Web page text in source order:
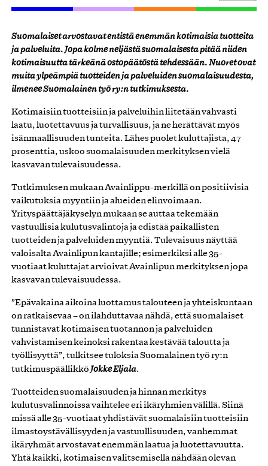
Suomalaiset arvostavat entistä enemmän kotimaisia tuotteita
ja palveluita. Jopa kolme neljästä suomalaisesta pitää niiden
kotimaisuutta tärkeänä ostopäätöstä tehdessään. Nuoret ovat
muita ylpeämpiä tuotteiden ja palveluiden suomalaisuudesta,
ilmenee Suomalainen työ ry:n tutkimuksesta.
Kotimaisiin tuotteisiin ja palveluihin liitetään vahvasti
laatu, luotettavuus ja turvallisuus, ja ne herättävät myös
isänmaallisuuden tunteita. Lähes puolet kuluttajista, 47
prosenttia, uskoo suomalaisuuden merkityksen vielä
kasvavan tulevaisuudessa.
Tutkimuksen mukaan Avainlippu-merkillä on positiivisia
vaikutuksia myyntiin ja alueiden elinvoimaan.
Yrityspäättäjäkyselyn mukaan se auttaa tekemään
vastuullisia kulutusvalintoja ja edistää paikallisten
tuotteiden ja palveluiden myyntiä. Tulevaisuus näyttää
valoisalta Avainlipun kantajille; esimerkiksi alle 35-
vuotiaat kuluttajat arvioivat Avainlipun merkityksen jopa
kasvavan tulevaisuudessa.
”Epävakaina aikoina luottamus talouteen ja yhteiskuntaan
on ratkaisevaa – on ilahduttavaa nähdä, että suomalaiset
tunnistavat kotimaisen tuotannon ja palveluiden
vahvistamisen keinoksi rakentaa kestävää taloutta ja
työllisyyttä”, tulkitsee tuloksia Suomalainen työ ry:n
tutkimuspäällikkö Jokke Eljala.
Tuotteiden suomalaisuuden ja hinnan merkitys
kulutusvalinnoissa vaihtelee eri ikäryhmien välillä. Siinä
missä alle 35-vuotiaat yhdistävät suomalaisiin tuotteisiin
ilmastoystävällisyyden ja vastuullisuuden, vanhemmat
ikäryhmät arvostavat enemmän laatua ja luotettavuutta.
Yhtä kaikki, kotimaisen valitsemisella nähdään olevan